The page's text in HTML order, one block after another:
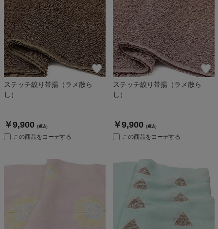
ステッチ絞り帯揚（ラメ散ら
し）
￥9,900 (税込)
この商品をコーデする
ステッチ絞り帯揚（ラメ散ら
し）
￥9,900 (税込)
この商品をコーデする